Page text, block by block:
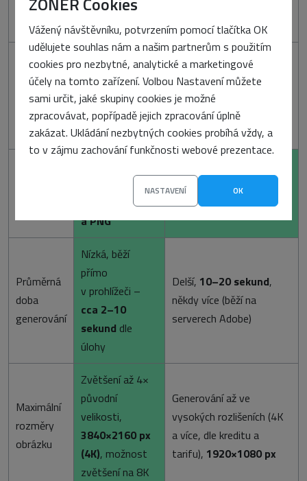
Vážený návštěvníku, potvrzením pomocí tlačítka OK
udělujete souhlas nám a našim partnerům s použitím
cookies pro nezbytné, analytické a marketingové
účely na tomto zařízení. Volbou Nastavení můžete
sami určit, jaké skupiny cookies je možné
zpracovávat, popřípadě jejich zpracování úplně
zakázat. Ukládání nezbytných cookies probíhá vždy, a
to v zájmu zachování funkčnosti webové prezentace.
NASTAVENÍ OK
aplikace
plánu)
Omezení
Žádná, není
třeba účet
Vyžaduje Adobe ID
předplatné, pokud chcete
více funkcí, omezené
kredity pro generování
obrázků
JPG
a PNG
JPG, PNG
, některé funkce
i PSD (pro Photoshop)
Průměrná
doba
generování
Nízká, běží
přímo
v prohlížeči –
cca 2–10
sekund dle
úlohy
Delší, 10–20 sekund,
někdy více (běží na
serverech Adobe)
Maximální
rozměry
obrázku
Zvětšení až 4×
původní
velikosti,
3840×2160 px
(4K), možnost
zvětšení na 8K
Generování až ve
vysokých rozlišeních (4K
a více, dle kreditu a
tarifu), 1920×1080 px